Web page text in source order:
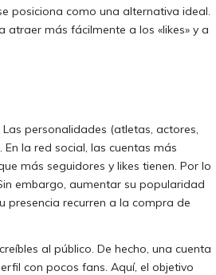
posiciona como una alternativa ideal.
atraer más fácilmente a los «likes» y a
personalidades (atletas, actores,
la red social, las cuentas más
más seguidores y likes tienen. Por lo
embargo, aumentar su popularidad
presencia recurren a la compra de
al público. De hecho, una cuenta
con pocos fans. Aquí, el objetivo